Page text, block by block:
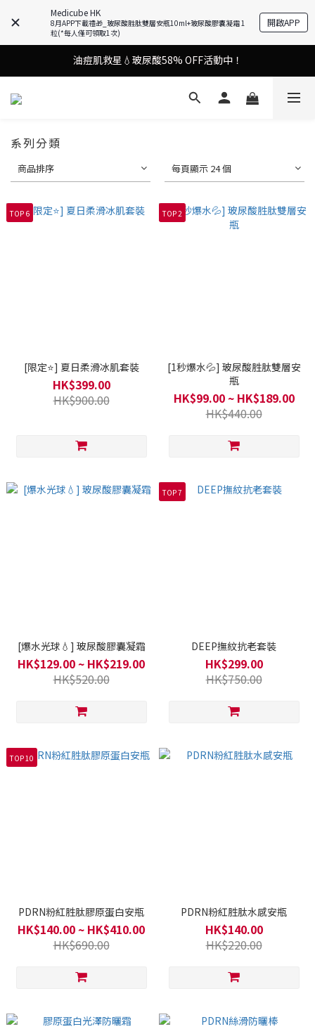
Medicube HK
8月APP下載禮🎁_玻尿酸胜肽雙層安瓶10ml+玻尿酸膠囊凝霜 1
粒(*每人僅可領取1次)
開啟APP
謝安琪愛用美容儀🌸護膚效果UP！
謝安琪愛用美容儀🌸護膚效果UP！
油痘肌救星💧玻尿酸58% OFF活動中！
果凍噴霧！一噴即現美白光透肌✨
系列分類
商品排序 每頁顯示 24 個
TOP 6
[限定⭐] 夏日柔滑冰肌套裝
HK$399.00
HK$900.00
TOP 2
[1秒爆水💦] 玻尿酸胜肽雙層安
瓶
HK$99.00 ~ HK$189.00
HK$440.00
[爆水光球💧] 玻尿酸膠囊凝霜
HK$129.00 ~ HK$219.00
HK$520.00
TOP 7
DEEP撫紋抗老套裝
HK$299.00
HK$750.00
TOP 10
PDRN粉紅胜肽膠原蛋白安瓶
HK$140.00 ~ HK$410.00
HK$690.00
PDRN粉紅胜肽水感安瓶
HK$140.00
HK$220.00